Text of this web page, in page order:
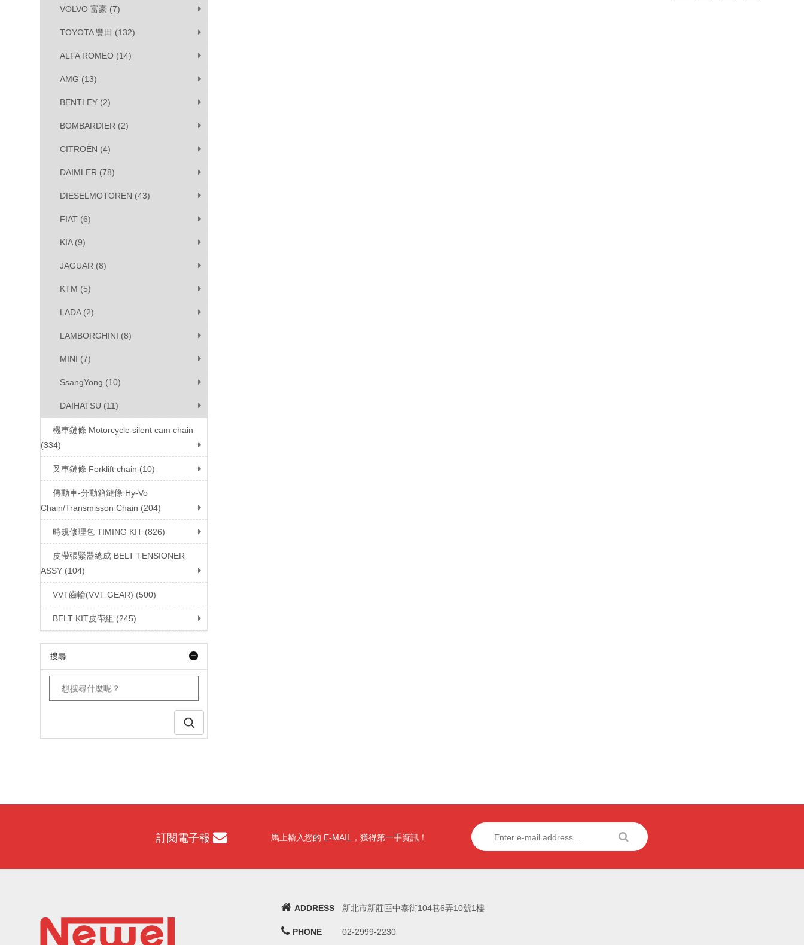
VOLVO 富豪 (7)
TOYOTA 豐田 (132)
ALFA ROMEO (14)
AMG (13)
BENTLEY (2)
BOMBARDIER (2)
CITROËN (4)
DAIMLER (78)
DIESELMOTOREN (43)
FIAT (6)
KIA (9)
JAGUAR (8)
KTM (5)
LADA (2)
LAMBORGHINI (8)
MINI (7)
SsangYong (10)
DAIHATSU (11)
機車鏈條 Motorcycle silent cam chain
(334)
叉車鏈條 Forklift chain (10)
傳動車-分動箱鏈條 Hy-Vo
Chain/Transmisson Chain (204)
時規修理包 TIMING KIT (826)
皮帶張緊器總成 BELT TENSIONER
ASSY (104)
VVT齒輪(VVT GEAR) (500)
BELT KIT皮帶組 (245)
搜尋
訂閱電子報 馬上輸入您的 E-MAIL，獲得第一手資訊！
ADDRESS 新北市新莊區中泰街104巷6弄10號1樓
PHONE 02-2999-2230